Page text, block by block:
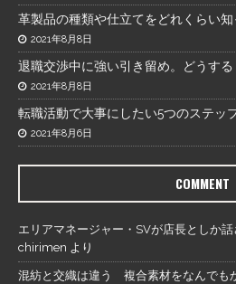
革製品の種類や仕立てをどれくらい知
2021年8月8日
退職交渉中に強い引き留め。どうする
2021年8月8日
転職活動で大事にしたい5つのステッ
2021年8月6日
COMMENT
エリアマネージャー・SVが店長としか話
chirimen より
混紡と交織は違う 複合素材をなんでも